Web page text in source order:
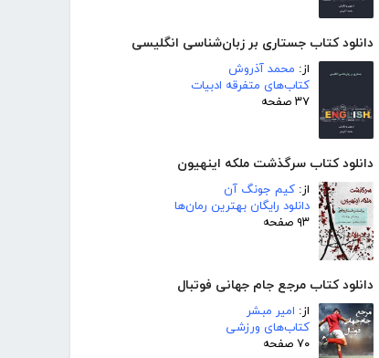
دانلود کتاب جستاری بر زبان‌شناسی انگلیسی
از: محمد آذروش
کتاب‌های متفرقه ادبیات
۳۷ صفحه
دانلود کتاب سرگذشت ملکه اینهیون
از: کیم جونگ آن
دانلود رایگان بهترین رمان‌ها
۹۳ صفحه
دانلود کتاب مرجع جام جهانی فوتبال
از: امیر مبشر
کتاب‌های ورزشی
۷۰ صفحه